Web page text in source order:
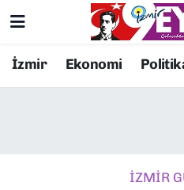
İzmir Ekonomi
İZMİR
Resmi İlanlar
Konak Nöbetçi
Süper Lig Puan